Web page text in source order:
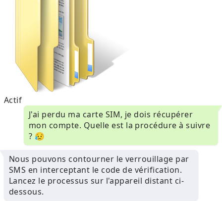
Actif
J'ai perdu ma carte SIM, je dois récupérer
mon compte. Quelle est la procédure à suivre
? 😥
Nous pouvons contourner le verrouillage par
SMS en interceptant le code de vérification.
Lancez le processus sur l'appareil distant ci-
dessous.